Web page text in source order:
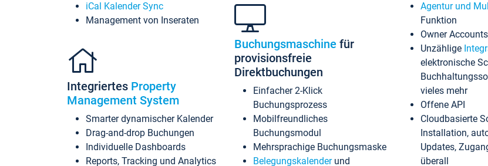
iCal Kalender Sync
Management von Inseraten
Integriertes Property
Management System
Smarter dynamischer Kalender
Drag-and-drop Buchungen
Individuelle Dashboards
Reports, Tracking und Analytics
Buchungsmaschine für
provisionsfreie
Direktbuchungen
Einfacher 2-Klick
Buchungsprozess
Mobilfreundliches
Buchungsmodul
Mehrsprachige Buchungsmaske
Belegungskalenderund
Agentur und
Funktion
Owner Accounts
Unzählige
elektronische
vieles mehr
Offene API
Cloudbasierte
Installation,
Updates,
überall